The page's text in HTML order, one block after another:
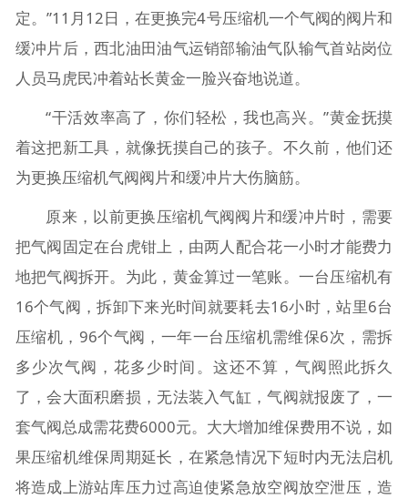
定。”11月12日，在更换完4号压缩机一个气阀的阀片和
缓冲片后，西北油田油气运销部输油气队输气首站岗位
人员马虎民冲着站长黄金一脸兴奋地说道。
“干活效率高了，你们轻松，我也高兴。”黄金抚摸
着这把新工具，就像抚摸自己的孩子。不久前，他们还
为更换压缩机气阀阀片和缓冲片大伤脑筋。
原来，以前更换压缩机气阀阀片和缓冲片时，需要
把气阀固定在台虎钳上，由两人配合花一小时才能费力
地把气阀拆开。为此，黄金算过一笔账。一台压缩机有
16个气阀，拆卸下来光时间就要耗去16小时，站里6台
压缩机，96个气阀，一年一台压缩机需维保6次，需拆
多少次气阀，花多少时间。这还不算，气阀照此拆久
了，会大面积磨损，无法装入气缸，气阀就报废了，一
套气阀总成需花费6000元。大大增加维保费用不说，如
果压缩机维保周期延长，在紧急情况下短时内无法启机
将造成上游站库压力过高迫使紧急放空阀放空泄压，造